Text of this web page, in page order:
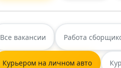
Все вакансии Работа
Курьером на личном авто